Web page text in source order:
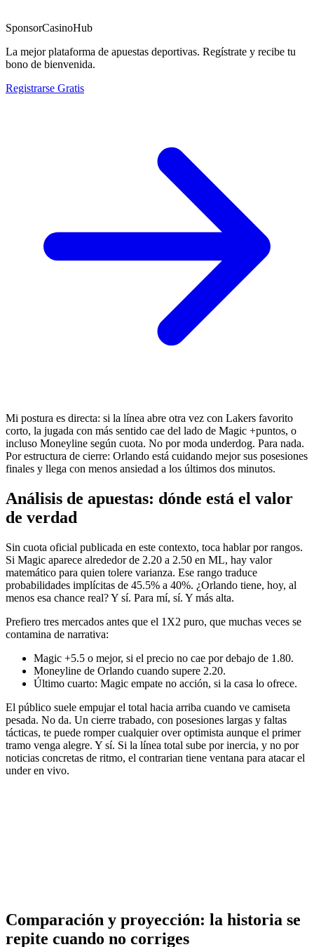
SponsorCasinoHub
La mejor plataforma de apuestas deportivas. Regístrate y recibe tu
bono de bienvenida.
Registrarse Gratis
Mi postura es directa: si la línea abre otra vez con Lakers favorito
corto, la jugada con más sentido cae del lado de Magic +puntos, o
incluso Moneyline según cuota. No por moda underdog. Para nada.
Por estructura de cierre: Orlando está cuidando mejor sus posesiones
finales y llega con menos ansiedad a los últimos dos minutos.
Análisis de apuestas: dónde está el valor
de verdad
Sin cuota oficial publicada en este contexto, toca hablar por rangos.
Si Magic aparece alrededor de 2.20 a 2.50 en ML, hay valor
matemático para quien tolere varianza. Ese rango traduce
probabilidades implícitas de 45.5% a 40%. ¿Orlando tiene, hoy, al
menos esa chance real? Y sí. Para mí, sí. Y más alta.
Prefiero tres mercados antes que el 1X2 puro, que muchas veces se
contamina de narrativa:
Magic +5.5 o mejor, si el precio no cae por debajo de 1.80.
Moneyline de Orlando cuando supere 2.20.
Último cuarto: Magic empate no acción, si la casa lo ofrece.
El público suele empujar el total hacia arriba cuando ve camiseta
pesada. No da. Un cierre trabado, con posesiones largas y faltas
tácticas, te puede romper cualquier over optimista aunque el primer
tramo venga alegre. Y sí. Si la línea total sube por inercia, y no por
noticias concretas de ritmo, el contrarian tiene ventana para atacar el
under en vivo.
Comparación y proyección: la historia se
repite cuando no corriges